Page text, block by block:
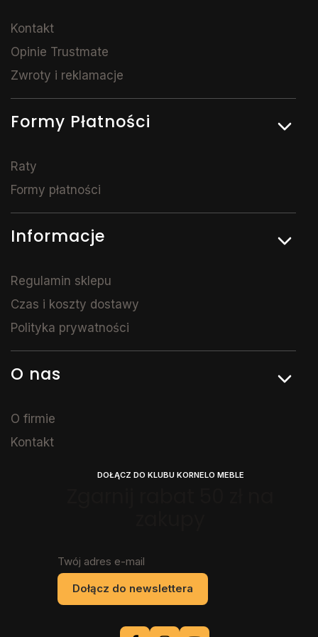
Kontakt
Opinie Trustmate
Zwroty i reklamacje
Formy Płatności
Raty
Formy płatności
Informacje
Regulamin sklepu
Czas i koszty dostawy
Polityka prywatności
O nas
O firmie
Kontakt
DOŁĄCZ DO KLUBU KORNELO MEBLE
Twój adres e-mail
Dołącz do newslettera